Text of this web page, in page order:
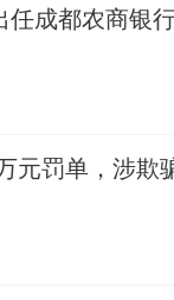
任成都农商银
元罚单，涉欺